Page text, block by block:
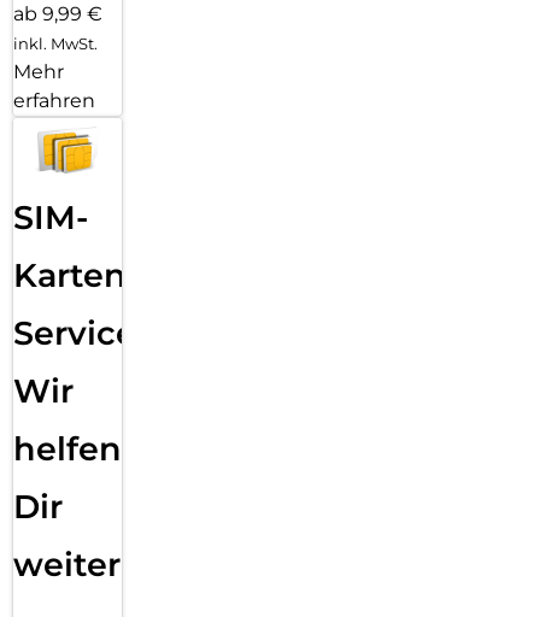
ab 9,99 €
inkl. MwSt.
Mehr
erfahren
SIM-
Karten
Service:
Wir
helfen
Dir
weiter